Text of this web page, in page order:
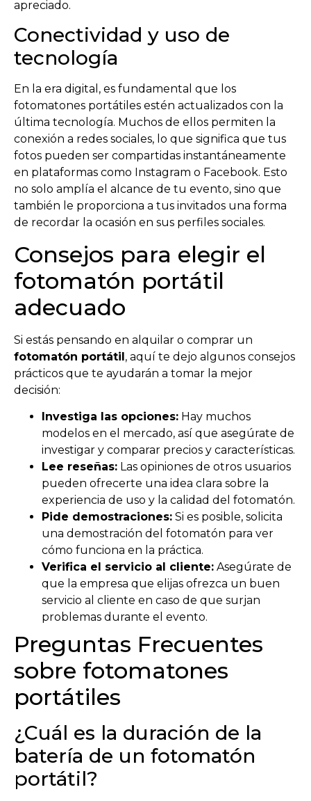
apreciado.
Conectividad y uso de
tecnología
En la era digital, es fundamental que los
fotomatones portátiles estén actualizados con la
última tecnología. Muchos de ellos permiten la
conexión a redes sociales, lo que significa que tus
fotos pueden ser compartidas instantáneamente
en plataformas como Instagram o Facebook. Esto
no solo amplía el alcance de tu evento, sino que
también le proporciona a tus invitados una forma
de recordar la ocasión en sus perfiles sociales.
Consejos para elegir el
fotomatón portátil
adecuado
Si estás pensando en alquilar o comprar un
fotomatón portátil, aquí te dejo algunos consejos
prácticos que te ayudarán a tomar la mejor
decisión:
Investiga las opciones: Hay muchos
modelos en el mercado, así que asegúrate de
investigar y comparar precios y características.
Lee reseñas: Las opiniones de otros usuarios
pueden ofrecerte una idea clara sobre la
experiencia de uso y la calidad del fotomatón.
Pide demostraciones: Si es posible, solicita
una demostración del fotomatón para ver
cómo funciona en la práctica.
Verifica el servicio al cliente: Asegúrate de
que la empresa que elijas ofrezca un buen
servicio al cliente en caso de que surjan
problemas durante el evento.
Preguntas Frecuentes
sobre fotomatones
portátiles
¿Cuál es la duración de la
batería de un fotomatón
portátil?